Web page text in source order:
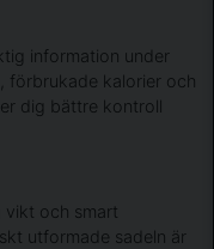
information under
förbrukade kalorier och
dig bättre kontroll
och smart
utformade sadeln är